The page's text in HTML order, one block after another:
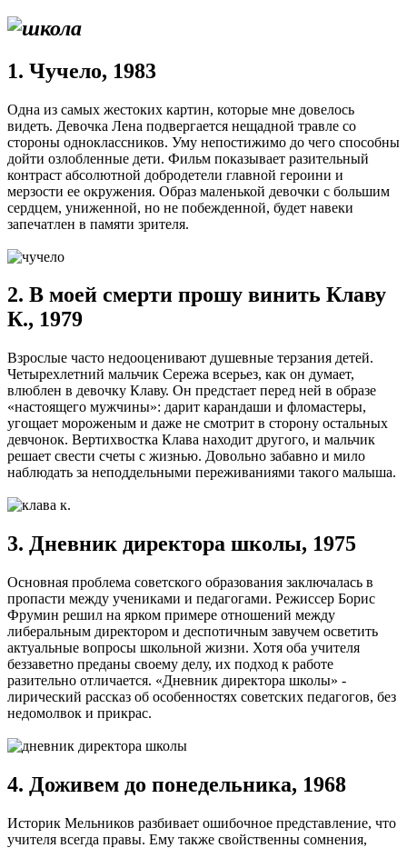
1. Чучело, 1983
Одна из самых жестоких картин, которые мне довелось
видеть. Девочка Лена подвергается нещадной травле со
стороны одноклассников. Уму непостижимо до чего способны
дойти озлобленные дети. Фильм показывает разительный
контраст абсолютной добродетели главной героини и
мерзости ее окружения. Образ маленькой девочки с большим
сердцем, униженной, но не побежденной, будет навеки
запечатлен в памяти зрителя.
2. В моей смерти прошу винить Клаву
К., 1979
Взрослые часто недооценивают душевные терзания детей.
Четырехлетний мальчик Сережа всерьез, как он думает,
влюблен в девочку Клаву. Он предстает перед ней в образе
«настоящего мужчины»: дарит карандаши и фломастеры,
угощает мороженым и даже не смотрит в сторону остальных
девчонок. Вертихвостка Клава находит другого, и мальчик
решает свести счеты с жизнью. Довольно забавно и мило
наблюдать за неподдельными переживаниями такого малыша.
3. Дневник директора школы, 1975
Основная проблема советского образования заключалась в
пропасти между учениками и педагогами. Режиссер Борис
Фрумин решил на ярком примере отношений между
либеральным директором и деспотичным завучем осветить
актуальные вопросы школьной жизни. Хотя оба учителя
беззаветно преданы своему делу, их подход к работе
разительно отличается. «Дневник директора школы» -
лирический рассказ об особенностях советских педагогов, без
недомолвок и прикрас.
4. Доживем до понедельника, 1968
Историк Мельников разбивает ошибочное представление, что
учителя всегда правы. Ему также свойственны сомнения,